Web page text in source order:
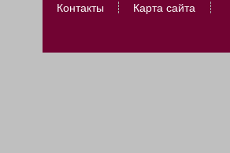
Контакты Карта сайта